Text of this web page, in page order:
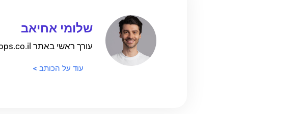
שלומי אחיאב
עורך ראשי באתר adops.co.il
עוד על הכותב >